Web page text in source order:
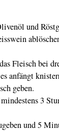
und
Fleisch bei
anfängt
geben.
3
und 5